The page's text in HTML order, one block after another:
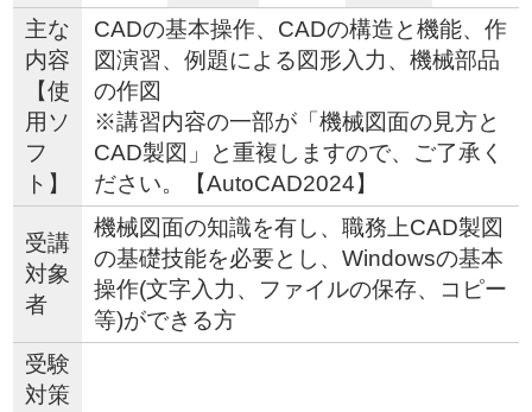
主な
内容
【使
用ソ
フ
ト】
CADの基本操作、CADの構造と機能、作
図演習、例題による図形入力、機械部品
の作図
※講習内容の一部が「機械図面の見方と
CAD製図」と重複しますので、ご了承く
ださい。【AutoCAD2024】
受講
対象
者
機械図面の知識を有し、職務上CAD製図
の基礎技能を必要とし、Windowsの基本
操作(文字入力、ファイルの保存、コピー
等)ができる方
受験
対策